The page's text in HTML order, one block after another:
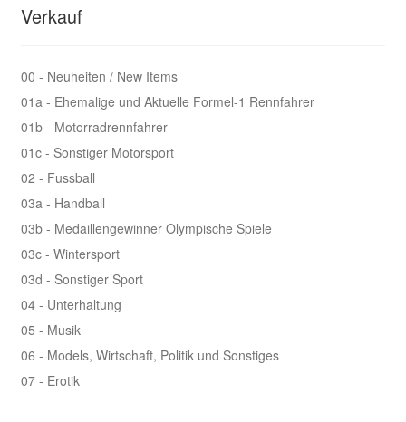
Verkauf
00 - Neuheiten / New Items
01a - Ehemalige und Aktuelle Formel-1 Rennfahrer
01b - Motorradrennfahrer
01c - Sonstiger Motorsport
02 - Fussball
03a - Handball
03b - Medaillengewinner Olympische Spiele
03c - Wintersport
03d - Sonstiger Sport
04 - Unterhaltung
05 - Musik
06 - Models, Wirtschaft, Politik und Sonstiges
07 - Erotik